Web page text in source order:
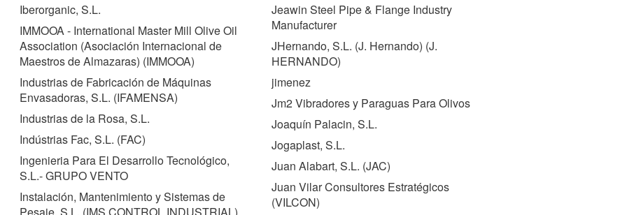
Iberorganic, S.L.
IMMOOA - International Master Mill Olive Oil
Association (Asociación Internacional de
Maestros de Almazaras) (IMMOOA)
Industrias de Fabricación de Máquinas
Envasadoras, S.L. (IFAMENSA)
Industrias de la Rosa, S.L.
Indústrias Fac, S.L. (FAC)
Ingenieria Para El Desarrollo Tecnológico,
S.L.- GRUPO VENTO
Instalación, Mantenimiento y Sistemas de
Jeawin Steel Pipe & Flange Industry
Manufacturer
JHernando, S.L. (J. Hernando) (J.
HERNANDO)
jimenez
Jm2 Vibradores y Paraguas Para Olivos
Joaquín Palacin, S.L.
Jogaplast, S.L.
Juan Alabart, S.L. (JAC)
Juan Vilar Consultores Estratégicos
(VILCON)